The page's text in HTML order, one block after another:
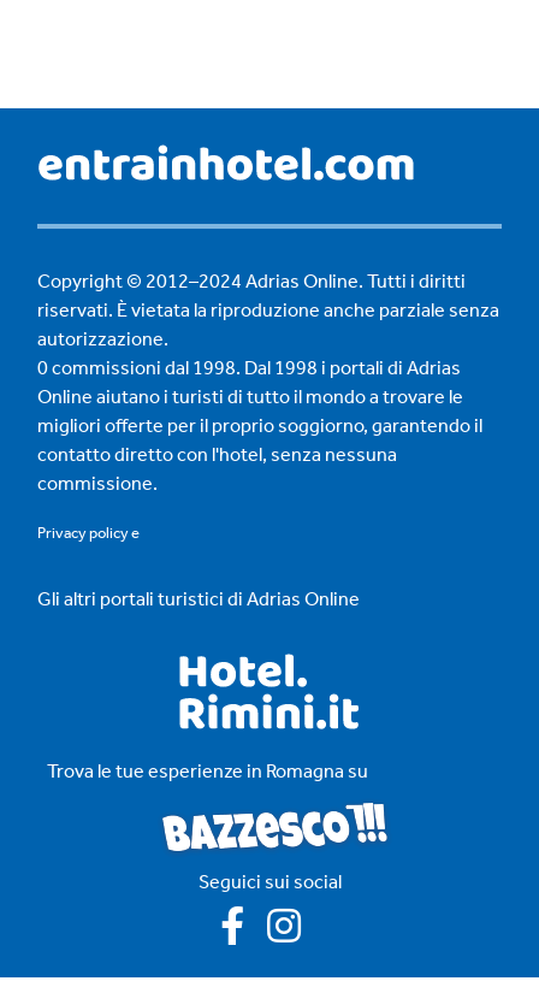
Copyright © 2012–2024 Adrias Online. Tutti i diritti
riservati. È vietata la riproduzione anche parziale senza
autorizzazione.
0 commissioni dal 1998. Dal 1998 i portali di Adrias
Online aiutano i turisti di tutto il mondo a trovare le
migliori offerte per il proprio soggiorno, garantendo il
contatto diretto con l'hotel, senza nessuna
commissione.
Privacy policye
Gli altri portali turistici di Adrias Online
Trova le tue esperienze in Romagna su
Seguici sui social